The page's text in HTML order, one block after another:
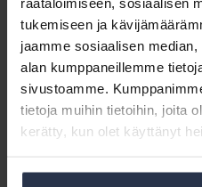
tukemiseen ja
jaamme sosiaalisen
alan kumppaneillemme
sivustoamme.
tietoja muihin tietoihin, joita
kerätty, kun olet käyttänyt
Koulutukseen kuuluu
työpaikalla. Isännöinnin
osoitetaan ja arvioidaan
sinulla täytyy olla alan työpaikka.
Hakeutumisvaiheessa
ammatilliset ja henkilökohtaiset
pohjalta tehdään suunnitelmat